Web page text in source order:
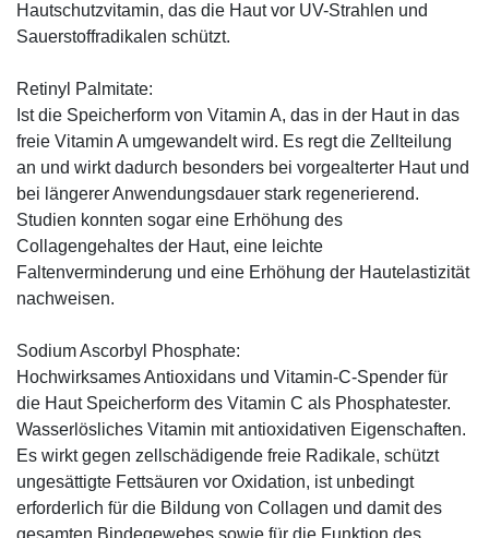
Hautschutzvitamin, das die Haut vor UV-Strahlen und
Sauerstoffradikalen schützt.
Retinyl Palmitate:
Ist die Speicherform von Vitamin A, das in der Haut in das
freie Vitamin A umgewandelt wird. Es regt die Zellteilung
an und wirkt dadurch besonders bei vorgealterter Haut und
bei längerer Anwendungsdauer stark regenerierend.
Studien konnten sogar eine Erhöhung des
Collagengehaltes der Haut, eine leichte
Faltenverminderung und eine Erhöhung der Hautelastizität
nachweisen.
Sodium Ascorbyl Phosphate:
Hochwirksames Antioxidans und Vitamin-C-Spender für
die Haut Speicherform des Vitamin C als Phosphatester.
Wasserlösliches Vitamin mit antioxidativen Eigenschaften.
Es wirkt gegen zellschädigende freie Radikale, schützt
ungesättigte Fettsäuren vor Oxidation, ist unbedingt
erforderlich für die Bildung von Collagen und damit des